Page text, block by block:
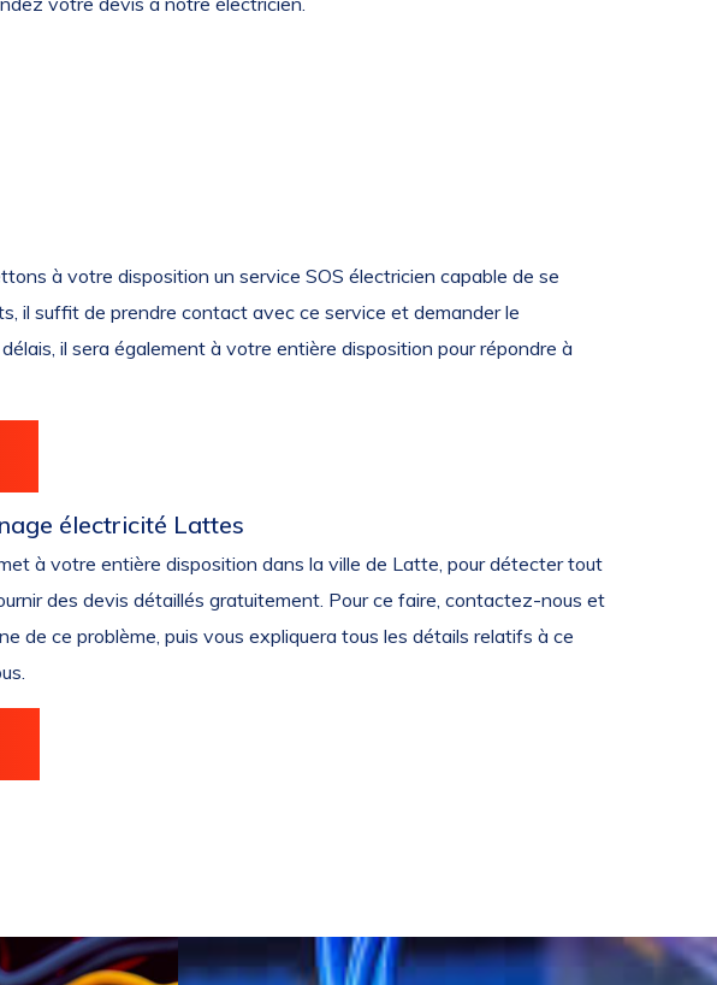
à votre disposition un service SOS électricien capable de se
il suffit de prendre contact avec ce service et demander le
il sera également à votre entière disposition pour répondre à
électricité Lattes
à votre entière disposition dans la ville de Latte, pour détecter tout
des devis détaillés gratuitement. Pour ce faire, contactez-nous et
de ce problème, puis vous expliquera tous les détails relatifs à ce